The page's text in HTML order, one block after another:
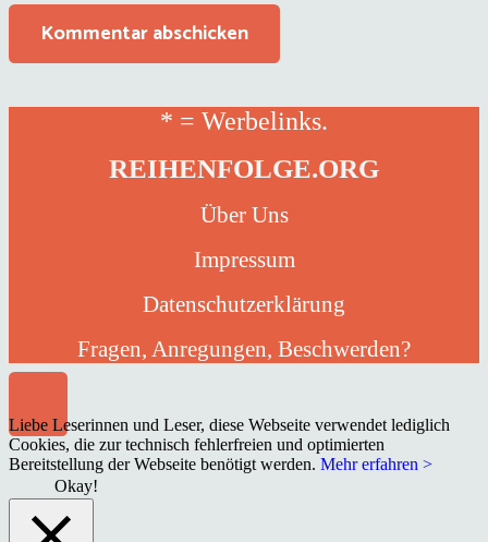
Kommentar abschicken
* = Werbelinks.
REIHENFOLGE.ORG
Über Uns
Impressum
Datenschutzerklärung
Fragen, Anregungen, Beschwerden?
Liebe Leserinnen und Leser, diese Webseite verwendet lediglich
Cookies, die zur technisch fehlerfreien und optimierten
Bereitstellung der Webseite benötigt werden. Mehr erfahren >
Okay!